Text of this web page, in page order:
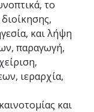
το
και λήψη
παραγωγή,
ιεραρχία,
και